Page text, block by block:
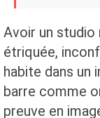
Avoir un studio
étriquée,
habite dans un
barre comme
preuve en